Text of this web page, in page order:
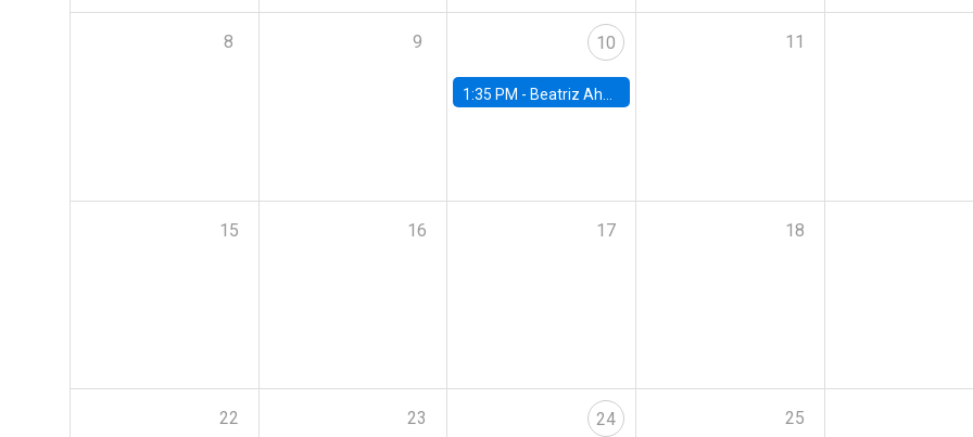
8 9 10
1:35 PM - Beatriz Ahumada, PhD candidate, Universidad de Pittsburgh
11
15 16 17 18
22 23 24 25